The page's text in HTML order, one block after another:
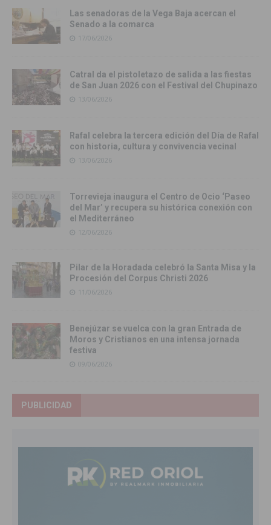
Las senadoras de la Vega Baja acercan el
Senado a la comarca
17/06/2026
Catral da el pistoletazo de salida a las fiestas
de San Juan 2026 con el Festival del Chupinazo
13/06/2026
Rafal celebra la tercera edición del Día de Rafal
con historia, cultura y convivencia vecinal
13/06/2026
Torrevieja inaugura el Centro de Ocio ‘Paseo
del Mar’ y recupera su histórica conexión con
el Mediterráneo
12/06/2026
Pilar de la Horadada celebró la Santa Misa y la
Procesión del Corpus Christi 2026
11/06/2026
Benejúzar se vuelca con la gran Entrada de
Moros y Cristianos en una intensa jornada
festiva
09/06/2026
PUBLICIDAD